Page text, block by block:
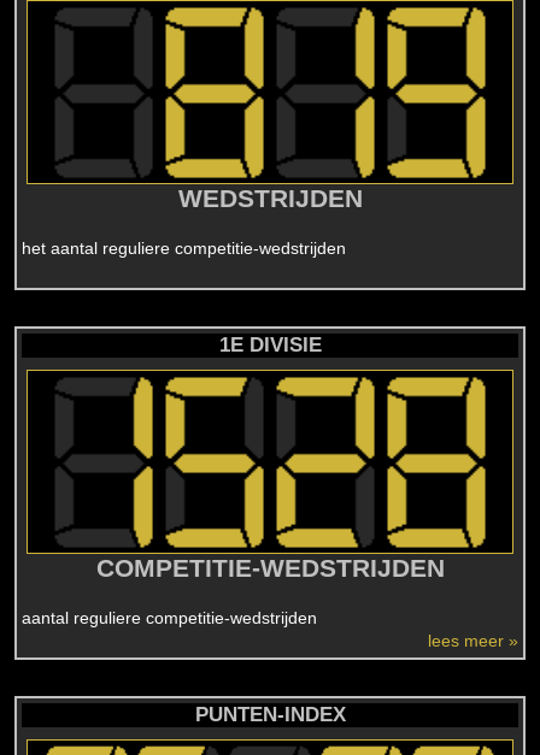
WEDSTRIJDEN
het aantal reguliere competitie-wedstrijden
1E DIVISIE
COMPETITIE-WEDSTRIJDEN
aantal reguliere competitie-wedstrijden
lees meer »
PUNTEN-INDEX